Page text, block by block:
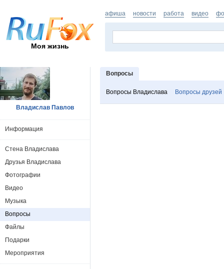
Моя жизнь
афиша новости работа видео
Вопросы
Вопросы Владислава Вопросы друзей
Владислав Павлов
Информация
Стена Владислава
Друзья Владислава
Фотографии
Видео
Музыка
Вопросы
Файлы
Подарки
Мероприятия